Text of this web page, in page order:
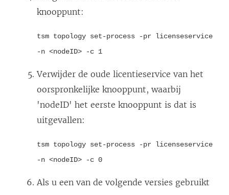
knooppunt:
tsm topology set-process -pr licenseservice
-n <nodeID> -c 1
Verwijder de oude licentieservice van het
oorspronkelijke knooppunt, waarbij
'nodeID' het eerste knooppunt is dat is
uitgevallen:
tsm topology set-process -pr licenseservice
-n <nodeID> -c 0
Als u een van de volgende versies gebruikt